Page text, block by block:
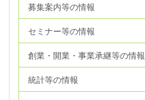
募集案内等の情報
セミナー等の情報
創業・開業・事業承継等の情報
統計等の情報